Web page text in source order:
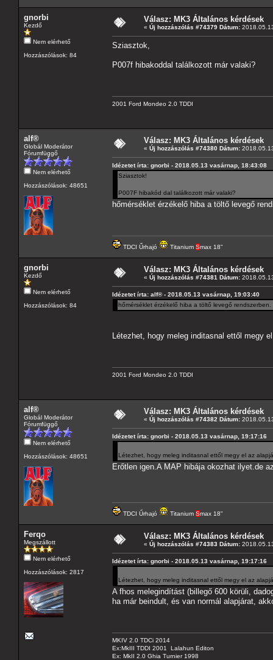
gnorbi
Kezdő
Nem elérhető
Hozzászólások: 84
Válasz: MK3 Általános kérdések
« Új hozzászólás #74379 Dátum:
Sziasztok,
P007f hibakoddal találkozott már valaki?
2001 Ford Mondeo 2.0 TDDI
alf®
Globál Moderátor
Fórumfüggő
Nem elérhető
Hozzászólások: 48651
Válasz: MK3 Általános kérdések
« Új hozzászólás #74380 Dátum:
Idézetet írta: gnorbi - 2018.05.13 vasárnap, 18:43:08
Sziasztok!
P007F hibakód dal találkozott már valaki?
hőmérséklet érzékelő hiba a töltő levegő
TDCI Űrhajó Titanium Smax 18"
gnorbi
Kezdő
Nem elérhető
Hozzászólások: 84
Válasz: MK3 Általános kérdések
« Új hozzászólás #74381 Dátum:
Idézetet írta: alf® - 2018.05.13 vasárnap, 19:03:40
hőmérséklet érzékelő hiba a töltő levegő rendszerben.
Létezhet, hogy meleg inditasnal ettől megy
2001 Ford Mondeo 2.0 TDDI
alf®
Globál Moderátor
Fórumfüggő
Nem elérhető
Hozzászólások: 48651
Válasz: MK3 Általános kérdések
« Új hozzászólás #74382 Dátum:
Idézetet írta: gnorbi - 2018.05.13 vasárnap, 19:17:16
Létezhet, hogy meleg inditasnal ettől megy el az
Erőtlen igen.A MAP hibája okozhat ilyet.de
TDCI Űrhajó Titanium Smax 18"
Ferqo
Megszállott
Nem elérhető
Hozzászólások: 2817
Válasz: MK3 Általános kérdések
« Új hozzászólás #74383 Dátum:
Idézetet írta: gnorbi - 2018.05.13 vasárnap, 19:17:16
Létezhet, hogy meleg inditasnal ettől megy el az
A fhos melegindítást (billegő 600 körüli,
ha már beindult, és van normál alapjárat,
MKIV 2.0 TDCi 2014
Ex:MkIII TDDI 2001 Lalahun Editon
Ex: MkII 2.0 Ghia Turnier 1998